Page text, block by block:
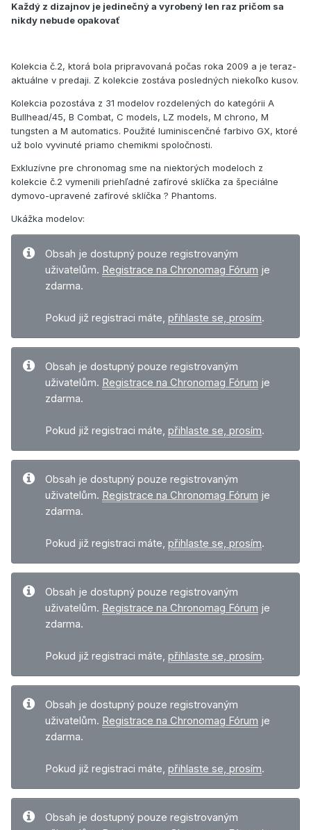
Každý z dizajnov je jedinečný a vyrobený len raz pričom sa
nikdy nebude opakovať
Kolekcia č.2, ktorá bola pripravovaná počas roka 2009 a je teraz-
aktuálne v predaji. Z kolekcie zostáva posledných niekoľko kusov.
Kolekcia pozostáva z 31 modelov rozdelených do kategórii A
Bullhead/45, B Combat, C models, LZ models, M chrono, M
tungsten a M automatics. Použité luminiscenčné farbivo GX, ktoré
už bolo vyvinuté priamo chemikmi spoločnosti.
Exkluzívne pre chronomag sme na niektorých modeloch z
kolekcie č.2 vymenili priehľadné zafírové sklíčka za špeciálne
dymovo-upravené zafírové sklíčka ? Phantoms.
Ukážka modelov:
Obsah je dostupný pouze registrovaným
uživatelům. Registrace na Chronomag Fórum je
zdarma.
Pokud již registraci máte, přihlaste se, prosím.
Obsah je dostupný pouze registrovaným
uživatelům. Registrace na Chronomag Fórum je
zdarma.
Pokud již registraci máte, přihlaste se, prosím.
Obsah je dostupný pouze registrovaným
uživatelům. Registrace na Chronomag Fórum je
zdarma.
Pokud již registraci máte, přihlaste se, prosím.
Obsah je dostupný pouze registrovaným
uživatelům. Registrace na Chronomag Fórum je
zdarma.
Pokud již registraci máte, přihlaste se, prosím.
Obsah je dostupný pouze registrovaným
uživatelům. Registrace na Chronomag Fórum je
zdarma.
Pokud již registraci máte, přihlaste se, prosím.
Obsah je dostupný pouze registrovaným